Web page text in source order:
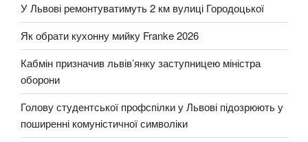
У Львові ремонтуватимуть 2 км вулиці Городоцької
Як обрати кухонну мийку Franke 2026
Кабмін призначив львів’янку заступницею міністра
оборони
Голову студентської профспілки у Львові підозрюють у
поширенні комуністичної символіки